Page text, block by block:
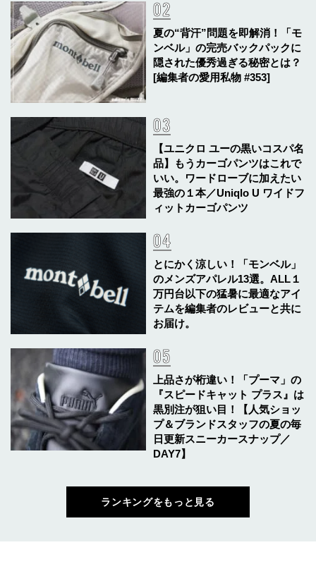
夏の“背汗”問題を即解消！「モ
ンベル」の完売バックパックに
隠された優秀過ぎる秘密とは？
[編集者の愛用私物 #353]
【ユニクロ ユーの黒いコスパ名
品】もうカーゴパンツはこれで
いい。ワードローブに加えたい
最強の１本／Uniqlo U ワイドフ
ィットカーゴパンツ
とにかく涼しい！「モンベル」
のメンズアパレル13選。ALL１
万円台以下の猛暑に最適なアイ
テムを編集者のレビューと共に
お届け。
上品さが桁違い！「プーマ」の
『スピードキャット プラス』は
黒別注が狙い目！【人気ショッ
プ＆ブランドスタッフの夏の毎
日更新スニーカースナップ／
DAY7】
ランキングをもっと見る